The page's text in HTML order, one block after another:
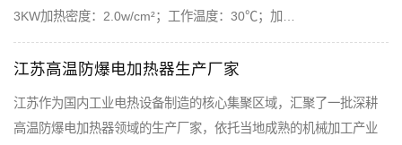
3KW加热密度：2.0w/cm²；工作温度：30℃；加…
江苏高温防爆电加热器生产厂家
江苏作为国内工业电热设备制造的核心集聚区域，汇聚了一批深耕
高温防爆电加热器领域的生产厂家，依托当地成熟的机械加工产业